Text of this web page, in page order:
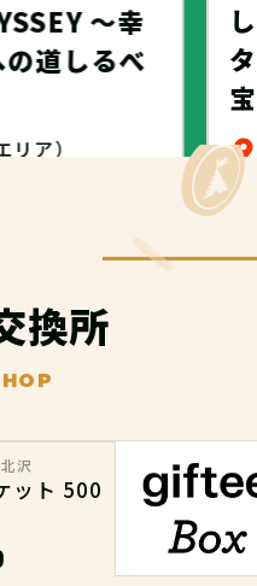
～幸
道しるべ
ア）
宝
換所
沢
ット 500